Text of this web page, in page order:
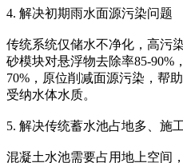
4. 解决初期雨水面源污染问题
传统系统仅储水不净化，高污
砂模块对悬浮物去除率85-90%
70%，原位削减面源污染，帮
受纳水体水质。
5. 解决传统蓄水池占地多、施
混凝土水池需要占用地上空间